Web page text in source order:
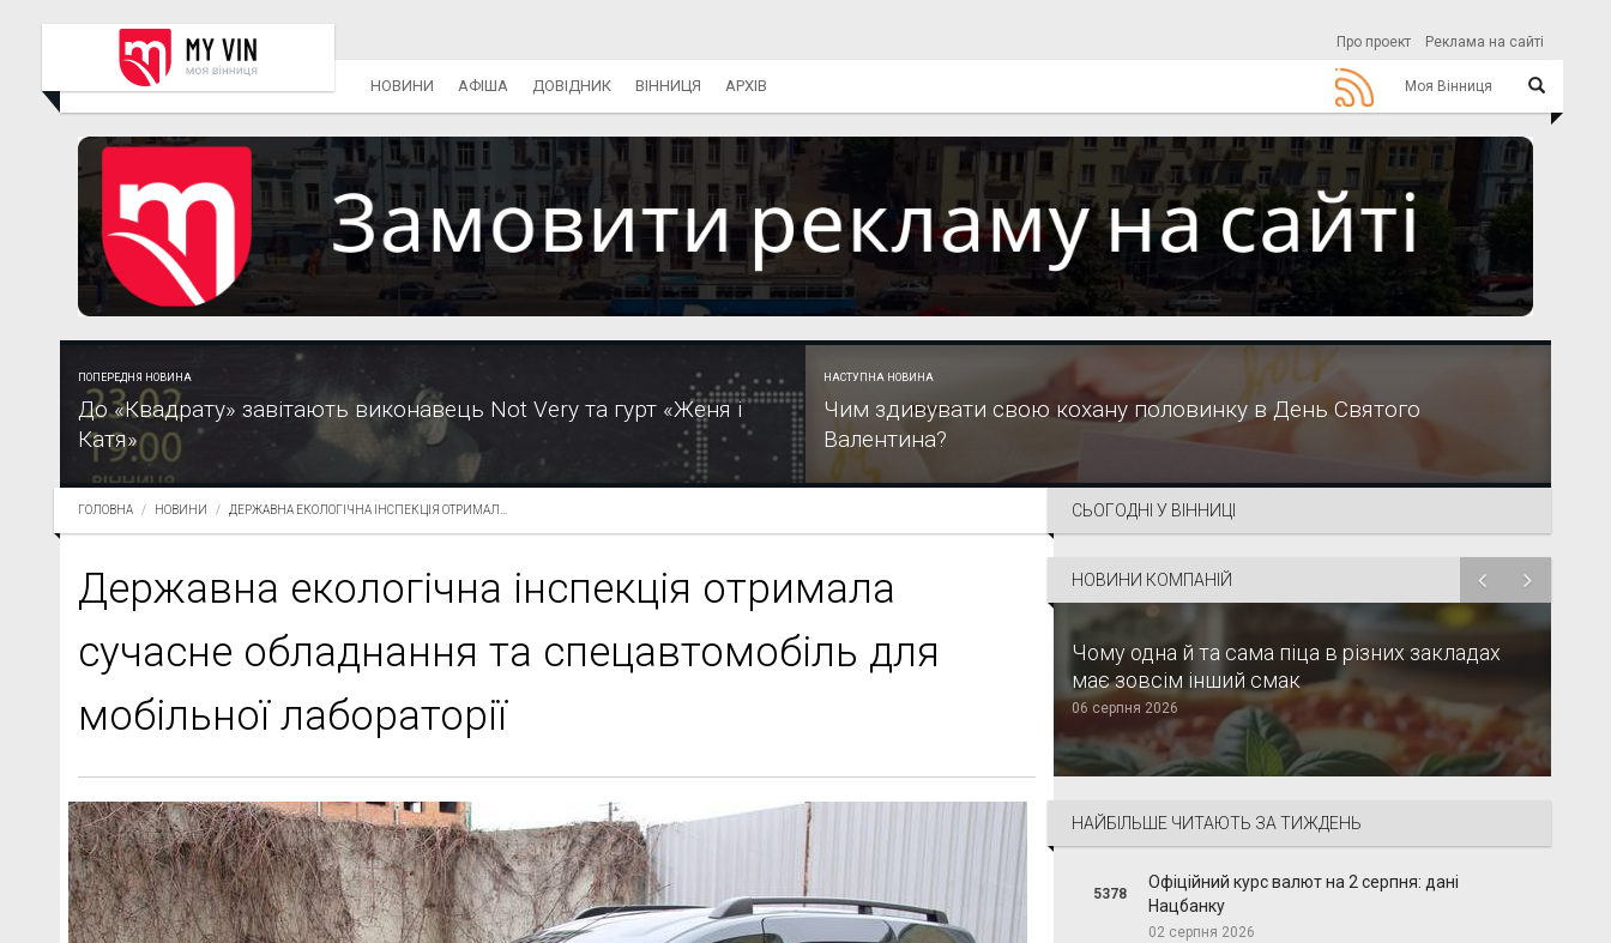
Про проект Реклама на сайті
Моя Вінниця
НОВИНИ АФІША ДОВІДНИК ВІННИЦЯ АРХІВ
ПОПЕРЕДНЯ НОВИНА
До «Квадрату» завітають виконавець Not Very та гурт «Женя і
Катя»
НАСТУПНА НОВИНА
Чим здивувати свою кохану половинку в День Святого
Валентина?
ГОЛОВНА НОВИНИ ДЕРЖАВНА ЕКОЛОГІЧНА ІНСПЕКЦІЯ ОТРИМАЛ...
Державна екологічна інспекція отримала
сучасне обладнання та спецавтомобіль для
мобільної лабораторії
СЬОГОДНІ У ВІННИЦІ
НОВИНИ КОМПАНІЙ
Чому одна й та сама піца в різних закладах
має зовсім інший смак
06 серпня 2026
НАЙБІЛЬШЕ ЧИТАЮТЬ ЗА ТИЖДЕНЬ
5378
Офіційний курс валют на 2 серпня: дані
Нацбанку
02 серпня 2026